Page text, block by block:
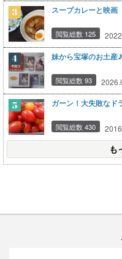
スープカレーと映画
閲覧総数 125
妹から宝塚のお土産♪
閲覧総数 93
ガーン！大失敗なド
閲覧総数 430
も